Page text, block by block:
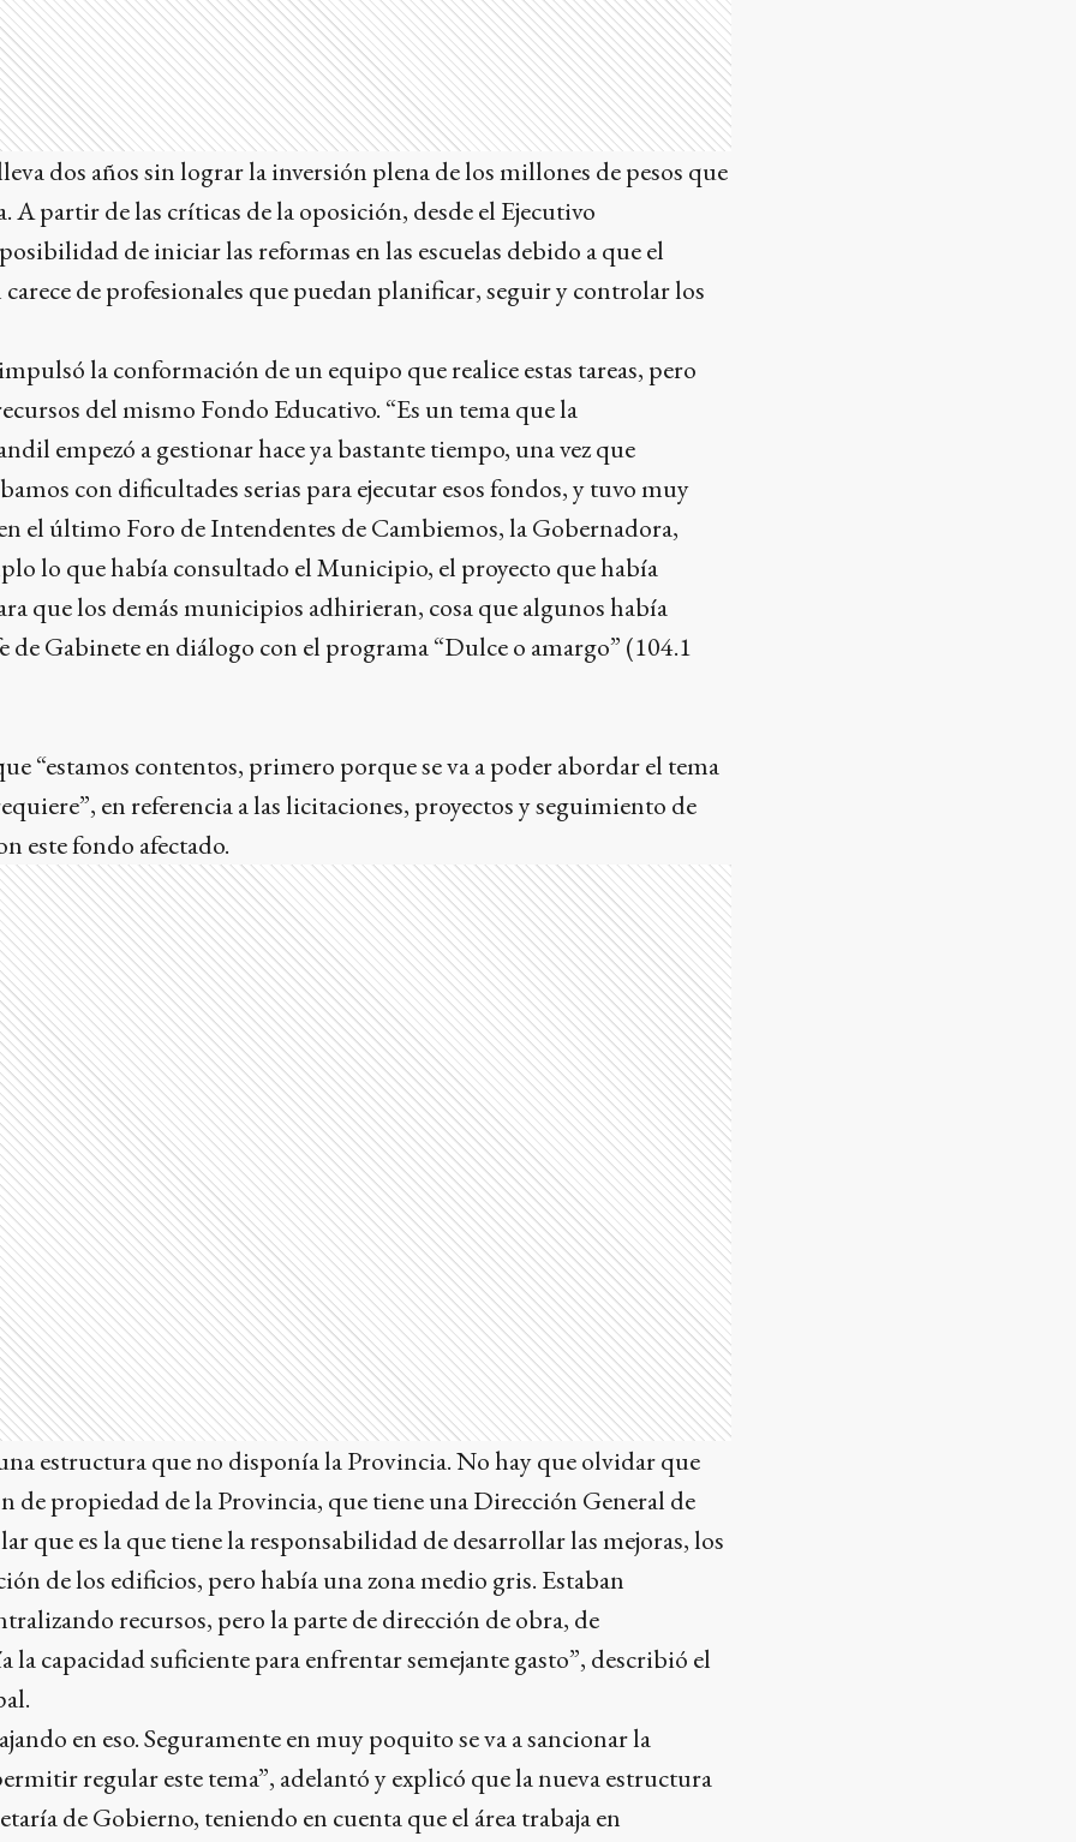
dos años sin lograr la inversión plena de los millones de pesos que
A partir de las críticas de la oposición, desde el Ejecutivo
de iniciar las reformas en las escuelas debido a que el
de profesionales que puedan planificar, seguir y controlar los
la conformación de un equipo que realice estas tareas, pero
del mismo Fondo Educativo. “Es un tema que la
empezó a gestionar hace ya bastante tiempo, una vez que
con dificultades serias para ejecutar esos fondos, y tuvo muy
el último Foro de Intendentes de Cambiemos, la Gobernadora,
lo que había consultado el Municipio, el proyecto que había
que los demás municipios adhirieran, cosa que algunos había
de Gabinete en diálogo con el programa “Dulce o amargo” (104.1
“estamos contentos, primero porque se va a poder abordar el tema
en referencia a las licitaciones, proyectos y seguimiento de
este fondo afectado.
estructura que no disponía la Provincia. No hay que olvidar que
de propiedad de la Provincia, que tiene una Dirección General de
que es la que tiene la responsabilidad de desarrollar las mejoras, los
de los edificios, pero había una zona medio gris. Estaban
recursos, pero la parte de dirección de obra, de
capacidad suficiente para enfrentar semejante gasto”, describió el
en eso. Seguramente en muy poquito se va a sancionar la
regular este tema”, adelantó y explicó que la nueva estructura
de Gobierno, teniendo en cuenta que el área trabaja en